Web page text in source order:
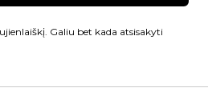
Galiu bet kada atsisakyti